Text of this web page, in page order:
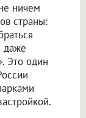
ничем
страны:
даже
Это один